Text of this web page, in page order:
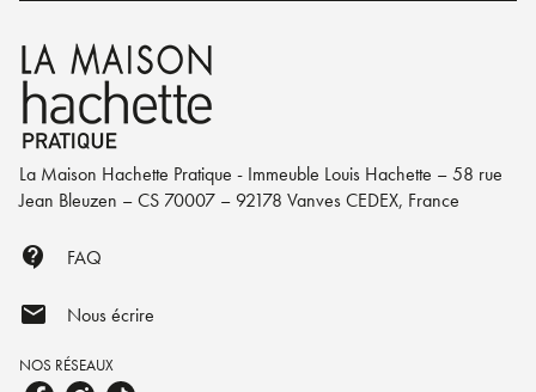
La Maison Hachette Pratique - Immeuble Louis Hachette – 58 rue
Jean Bleuzen – CS 70007 – 92178 Vanves CEDEX, France
contact_support FAQ
mail Nous écrire
NOS RÉSEAUX